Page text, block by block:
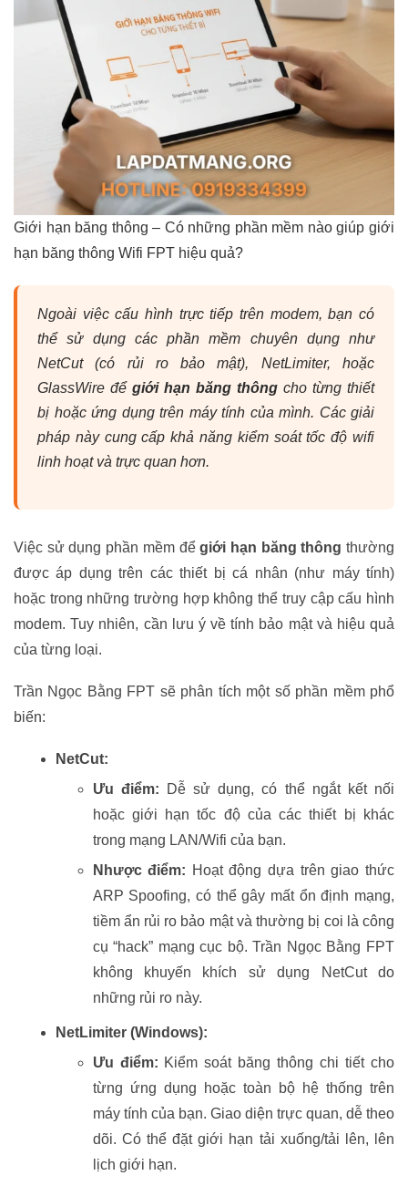
Giới hạn băng thông – Có những phần mềm nào giúp giới
hạn băng thông Wifi FPT hiệu quả?
Ngoài việc cấu hình trực tiếp trên modem, bạn có
thể sử dụng các phần mềm chuyên dụng như
NetCut (có rủi ro bảo mật), NetLimiter, hoặc
GlassWire để giới hạn băng thông cho từng thiết
bị hoặc ứng dụng trên máy tính của mình. Các giải
pháp này cung cấp khả năng kiểm soát tốc độ wifi
linh hoạt và trực quan hơn.
Việc sử dụng phần mềm đểgiới hạn băng thông thường
được áp dụng trên các thiết bị cá nhân (như máy tính)
hoặc trong những trường hợp không thể truy cập cấu hình
modem. Tuy nhiên, cần lưu ý về tính bảo mật và hiệu quả
của từng loại.
Trần Ngọc Bằng FPT sẽ phân tích một số phần mềm phổ
biến:
NetCut:
Ưu điểm: Dễ sử dụng, có thể ngắt kết nối
hoặc giới hạn tốc độ của các thiết bị khác
trong mạng LAN/Wifi của bạn.
Nhược điểm: Hoạt động dựa trên giao thức
ARP Spoofing, có thể gây mất ổn định mạng,
tiềm ẩn rủi ro bảo mật và thường bị coi là công
cụ “hack” mạng cục bộ. Trần Ngọc Bằng FPT
không khuyến khích sử dụng NetCut do
những rủi ro này.
NetLimiter (Windows):
Ưu điểm: Kiểm soát băng thông chi tiết cho
từng ứng dụng hoặc toàn bộ hệ thống trên
máy tính của bạn. Giao diện trực quan, dễ theo
dõi. Có thể đặt giới hạn tải xuống/tải lên, lên
lịch giới hạn.